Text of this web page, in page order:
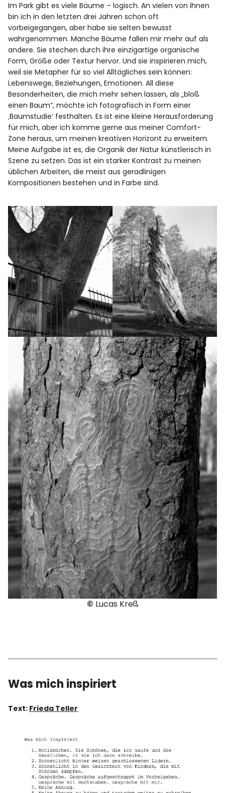
Im Park gibt es viele Bäume – logisch. An vielen von ihnen
bin ich in den letzten drei Jahren schon oft
vorbeigegangen, aber habe sie selten bewusst
wahrgenommen. Manche Bäume fallen mir mehr auf als
andere. Sie stechen durch ihre einzigartige organische
Form, Größe oder Textur hervor. Und sie inspirieren mich,
weil sie Metapher für so viel Alltägliches sein können:
Lebenswege, Beziehungen, Emotionen. All diese
Besonderheiten, die mich mehr sehen lassen, als „bloß
einen Baum“, möchte ich fotografisch in Form einer
‚Baumstudie‘ festhalten. Es ist eine kleine Herausforderung
für mich, aber ich komme gerne aus meiner Comfort-
Zone heraus, um meinen kreativen Horizont zu erweitern.
Meine Aufgabe ist es, die Organik der Natur künstlerisch in
Szene zu setzen. Das ist ein starker Kontrast zu meinen
üblichen Arbeiten, die meist aus geradlinigen
Kompositionen bestehen und in Farbe sind.
© Lucas Kreß
Was mich inspiriert
Text: Frieda Teller